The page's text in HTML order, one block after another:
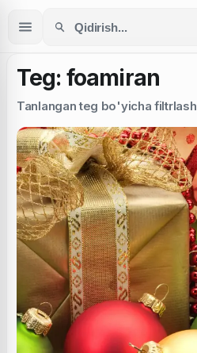
Teg: foamiran
Tanlangan teg bo'yicha filtrlash